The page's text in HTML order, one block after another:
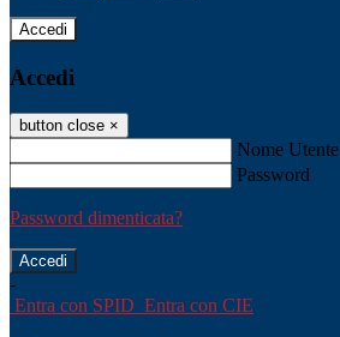
Accedi
Accedi
button close ×
Nome Utente
Password
Password dimenticata?
-
Entra con SPID Entra con CIE